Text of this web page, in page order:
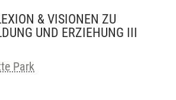
& VISIONEN ZU
UND ERZIEHUNG III
Park